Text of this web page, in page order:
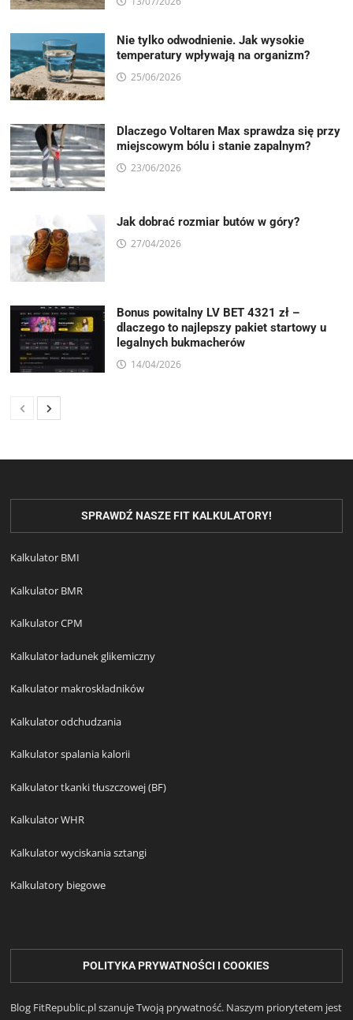
Nie tylko odwodnienie. Jak wysokie
temperatury wpływają na organizm?
25/06/2026
Dlaczego Voltaren Max sprawdza się przy
miejscowym bólu i stanie zapalnym?
23/06/2026
Jak dobrać rozmiar butów w góry?
27/04/2026
Bonus powitalny LV BET 4321 zł –
dlaczego to najlepszy pakiet startowy u
legalnych bukmacherów
14/04/2026
SPRAWDŹ NASZE FIT KALKULATORY!
Kalkulator BMI
Kalkulator BMR
Kalkulator CPM
Kalkulator ładunek glikemiczny
Kalkulator makroskładników
Kalkulator odchudzania
Kalkulator spalania kalorii
Kalkulator tkanki tłuszczowej (BF)
Kalkulator WHR
Kalkulator wyciskania sztangi
Kalkulatory biegowe
POLITYKA PRYWATNOŚCI I COOKIES
Blog FitRepublic.pl szanuje Twoją prywatność. Naszym priorytetem jest